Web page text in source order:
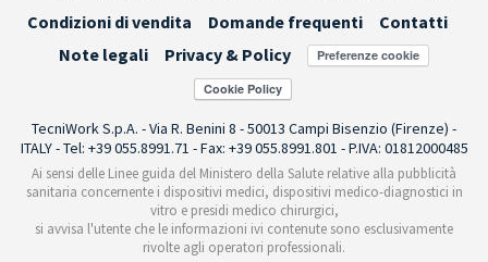
Condizioni di vendita
Domande frequenti
Contatti
Note legali
Privacy & Policy Preferenze cookie
TecniWork S.p.A. - Via R. Benini 8 - 50013 Campi Bisenzio (Firenze) -
ITALY - Tel: +39 055.8991.71 - Fax: +39 055.8991.801 - P.IVA: 01812000485
Ai sensi delle Linee guida del Ministero della Salute relative alla pubblicità
sanitaria concernente i dispositivi medici, dispositivi medico-diagnostici in
vitro e presidi medico chirurgici,
si avvisa l'utente che le informazioni ivi contenute sono esclusivamente
rivolte agli operatori professionali.